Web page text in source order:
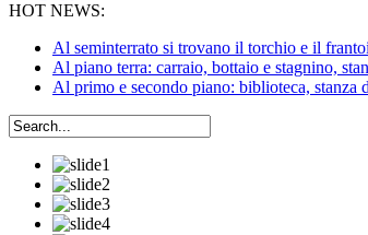
HOT NEWS:
Al seminterrato si trovano il torchio e il
Al piano terra: carraio, bottaio e stagnino,
Al primo e secondo piano: biblioteca, stanza